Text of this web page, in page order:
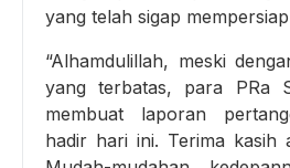
yang telah sigap
“Alhamdulillah, meski
yang terbatas, para PRa
membuat laporan
hadir hari ini. Terima kasih